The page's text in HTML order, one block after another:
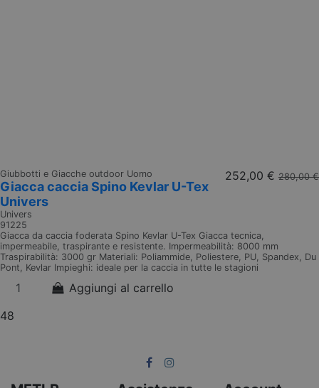
Giubbotti e Giacche outdoor Uomo
Giacca caccia Spino Kevlar U-Tex
Univers
Univers
91225
252,00 € 280,00 €
Giacca da caccia foderata Spino Kevlar U-Tex Giacca tecnica,
impermeabile, traspirante e resistente. Impermeabilità: 8000 mm
Traspirabilità: 3000 gr Materiali: Poliammide, Poliestere, PU, Spandex, Du
Pont, Kevlar Impieghi: ideale per la caccia in tutte le stagioni
Aggiungi al carrello
48